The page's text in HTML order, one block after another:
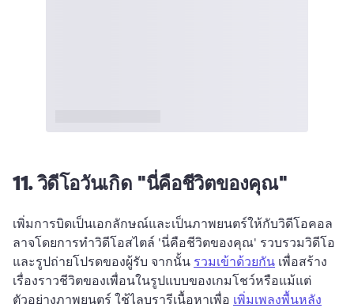
11.วิดีโอวันเกิด "นี่คือชีวิตของคุณ"
เพิ่มการบิดเป็นเอกลักษณ์และเป็นภาพยนตร์ให้กับวิดีโอคอล
ลาจโดยการทําวิดีโอสไตล์ 'นี่คือชีวิตของคุณ' รวบรวมวิดีโอ
และรูปถ่ายโปรดของผู้รับ จากนั้น รวมเข้าด้วยกัน เพื่อสร้าง
เรื่องราวชีวิตของเพื่อนในรูปแบบของเกมโชว์หรือแม้แต่
ตัวอย่างภาพยนตร์ ใช้ไลบรารีเนื้อหาเพื่อ เพิ่มเพลงพื้นหลัง